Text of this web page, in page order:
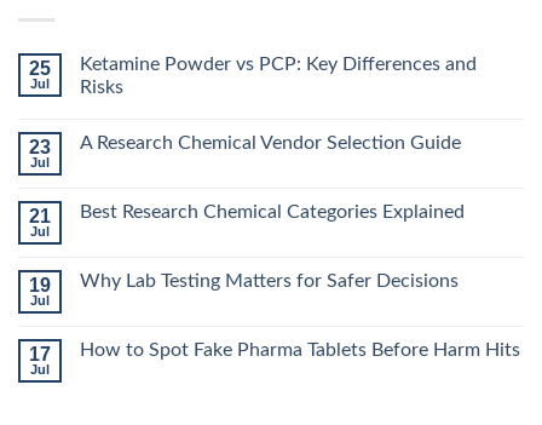
25
Jul
Ketamine Powder vs PCP: Key Differences and
Risks
23
Jul
A Research Chemical Vendor Selection Guide
21
Jul
Best Research Chemical Categories Explained
19
Jul
Why Lab Testing Matters for Safer Decisions
17
Jul
How to Spot Fake Pharma Tablets Before Harm Hits